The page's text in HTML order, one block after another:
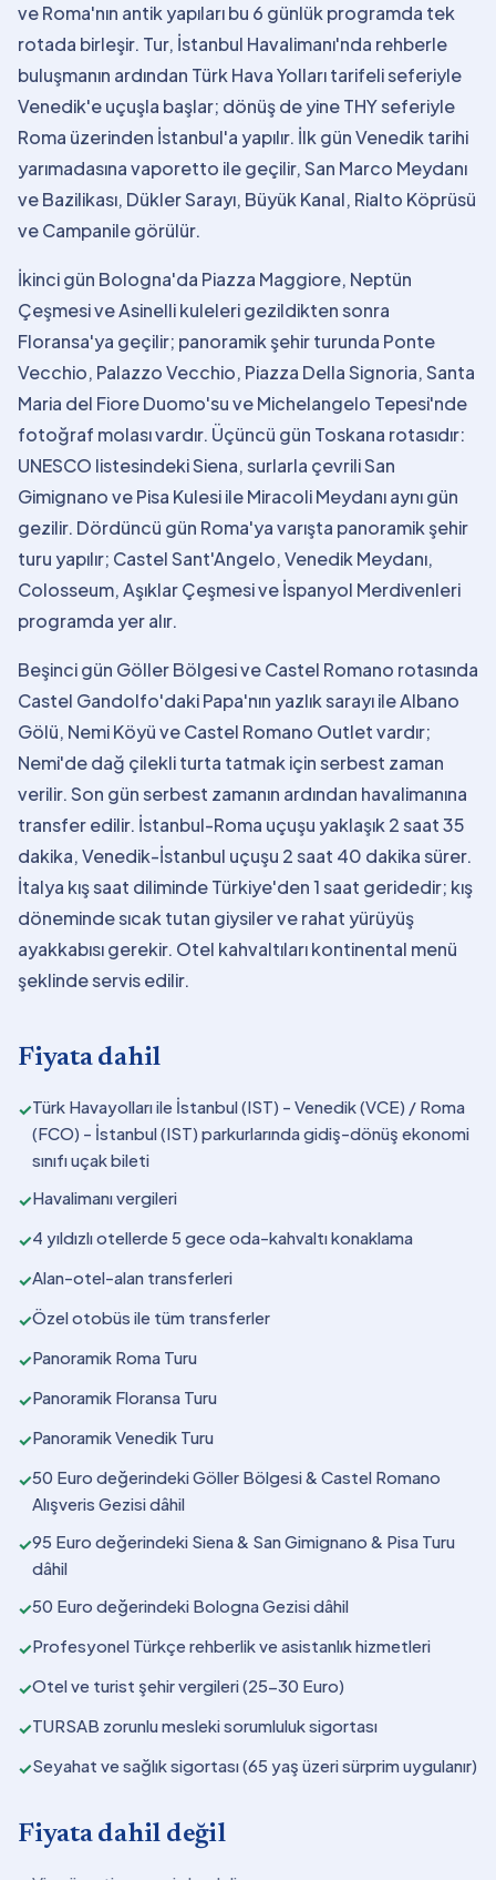
ve Roma'nın antik yapıları bu 6 günlük programda tek
rotada birleşir. Tur, İstanbul Havalimanı'nda rehberle
buluşmanın ardından Türk Hava Yolları tarifeli seferiyle
Venedik'e uçuşla başlar; dönüş de yine THY seferiyle
Roma üzerinden İstanbul'a yapılır. İlk gün Venedik tarihi
yarımadasına vaporetto ile geçilir, San Marco Meydanı
ve Bazilikası, Dükler Sarayı, Büyük Kanal, Rialto Köprüsü
ve Campanile görülür.
İkinci gün Bologna'da Piazza Maggiore, Neptün
Çeşmesi ve Asinelli kuleleri gezildikten sonra
Floransa'ya geçilir; panoramik şehir turunda Ponte
Vecchio, Palazzo Vecchio, Piazza Della Signoria, Santa
Maria del Fiore Duomo'su ve Michelangelo Tepesi'nde
fotoğraf molası vardır. Üçüncü gün Toskana rotasıdır:
UNESCO listesindeki Siena, surlarla çevrili San
Gimignano ve Pisa Kulesi ile Miracoli Meydanı aynı gün
gezilir. Dördüncü gün Roma'ya varışta panoramik şehir
turu yapılır; Castel Sant'Angelo, Venedik Meydanı,
Colosseum, Aşıklar Çeşmesi ve İspanyol Merdivenleri
programda yer alır.
Beşinci gün Göller Bölgesi ve Castel Romano rotasında
Castel Gandolfo'daki Papa'nın yazlık sarayı ile Albano
Gölü, Nemi Köyü ve Castel Romano Outlet vardır;
Nemi'de dağ çilekli turta tatmak için serbest zaman
verilir. Son gün serbest zamanın ardından havalimanına
transfer edilir. İstanbul-Roma uçuşu yaklaşık 2 saat 35
dakika, Venedik-İstanbul uçuşu 2 saat 40 dakika sürer.
İtalya kış saat diliminde Türkiye'den 1 saat geridedir; kış
döneminde sıcak tutan giysiler ve rahat yürüyüş
ayakkabısı gerekir. Otel kahvaltıları kontinental menü
şeklinde servis edilir.
Fiyata dahil
✓Türk Havayolları ile İstanbul (IST) - Venedik (VCE) / Roma
(FCO) - İstanbul (IST) parkurlarında gidiş-dönüş ekonomi
sınıfı uçak bileti
✓Havalimanı vergileri
✓4 yıldızlı otellerde 5 gece oda-kahvaltı konaklama
✓Alan-otel-alan transferleri
✓Özel otobüs ile tüm transferler
✓Panoramik Roma Turu
✓Panoramik Floransa Turu
✓Panoramik Venedik Turu
✓50 Euro değerindeki Göller Bölgesi & Castel Romano
Alışveris Gezisi dâhil
✓95 Euro değerindeki Siena & San Gimignano & Pisa Turu
dâhil
✓50 Euro değerindeki Bologna Gezisi dâhil
✓Profesyonel Türkçe rehberlik ve asistanlık hizmetleri
✓Otel ve turist şehir vergileri (25-30 Euro)
✓TURSAB zorunlu mesleki sorumluluk sigortası
✓Seyahat ve sağlık sigortası (65 yaş üzeri sürprim uygulanır)
Fiyata dahil değil